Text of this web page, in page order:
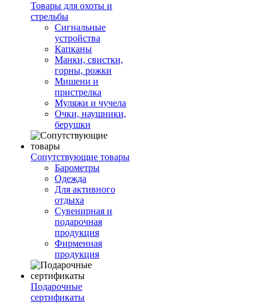
Товары для охоты и
стрельбы
Сигнальные
устройства
Капканы
Манки, свистки,
горны, рожки
Мишени и
пристрелка
Муляжи и чучела
Очки, наушники,
берушки
Сопутствующие товары
Барометры
Одежда
Для активного
отдыха
Сувенирная и
подарочная
продукция
Фирменная
продукция
Подарочные
сертификаты